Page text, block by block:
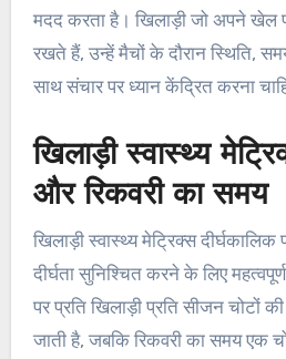
मदद करता है। खिलाड़ी जो अपने खेल
रखते हैं, उन्हें मैचों के दौरान स्थिति,
साथ संचार पर ध्यान केंद्रित करना
खिलाड़ी स्वास्थ्य
और रिकवरी का समय
खिलाड़ी स्वास्थ्य मेट्रिक्स
दीर्घता सुनिश्चित करने के लिए
पर प्रति खिलाड़ी प्रति सीजन चोटों
जाती है, जबकि रिकवरी का समय एक